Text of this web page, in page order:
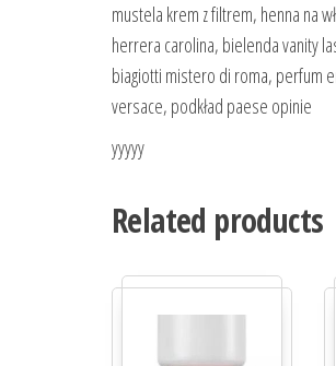
mustela krem z filtrem, henna na
herrera carolina, bielenda vanity
biagiotti mistero di roma, perfum
versace, podkład paese opinie
yyyyy
Related products